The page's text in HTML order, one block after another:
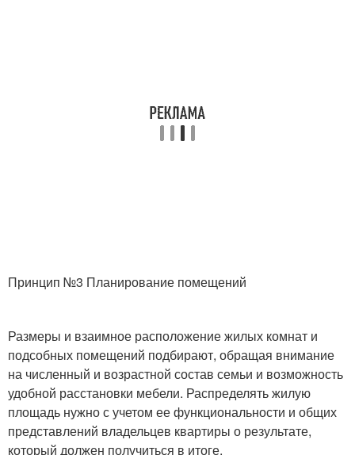
Принцип №3 Планирование помещений
Размеры и взаимное расположение жилых комнат и
подсобных помещений подбирают, обращая внимание
на численный и возрастной состав семьи и возможность
удобной расстановки мебели. Распределять жилую
площадь нужно с учетом ее функциональности и общих
представлений владельцев квартиры о результате,
который должен получиться в итоге.